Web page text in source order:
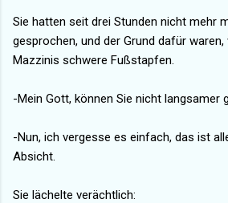
Sie hatten seit drei Stunden nicht mehr
gesprochen, und der Grund dafür
Mazzinis schwere Fußstapfen.
-Mein Gott, können Sie nicht langsamer
-Nun, ich vergesse es einfach, das ist
Absicht.
Sie lächelte verächtlich: